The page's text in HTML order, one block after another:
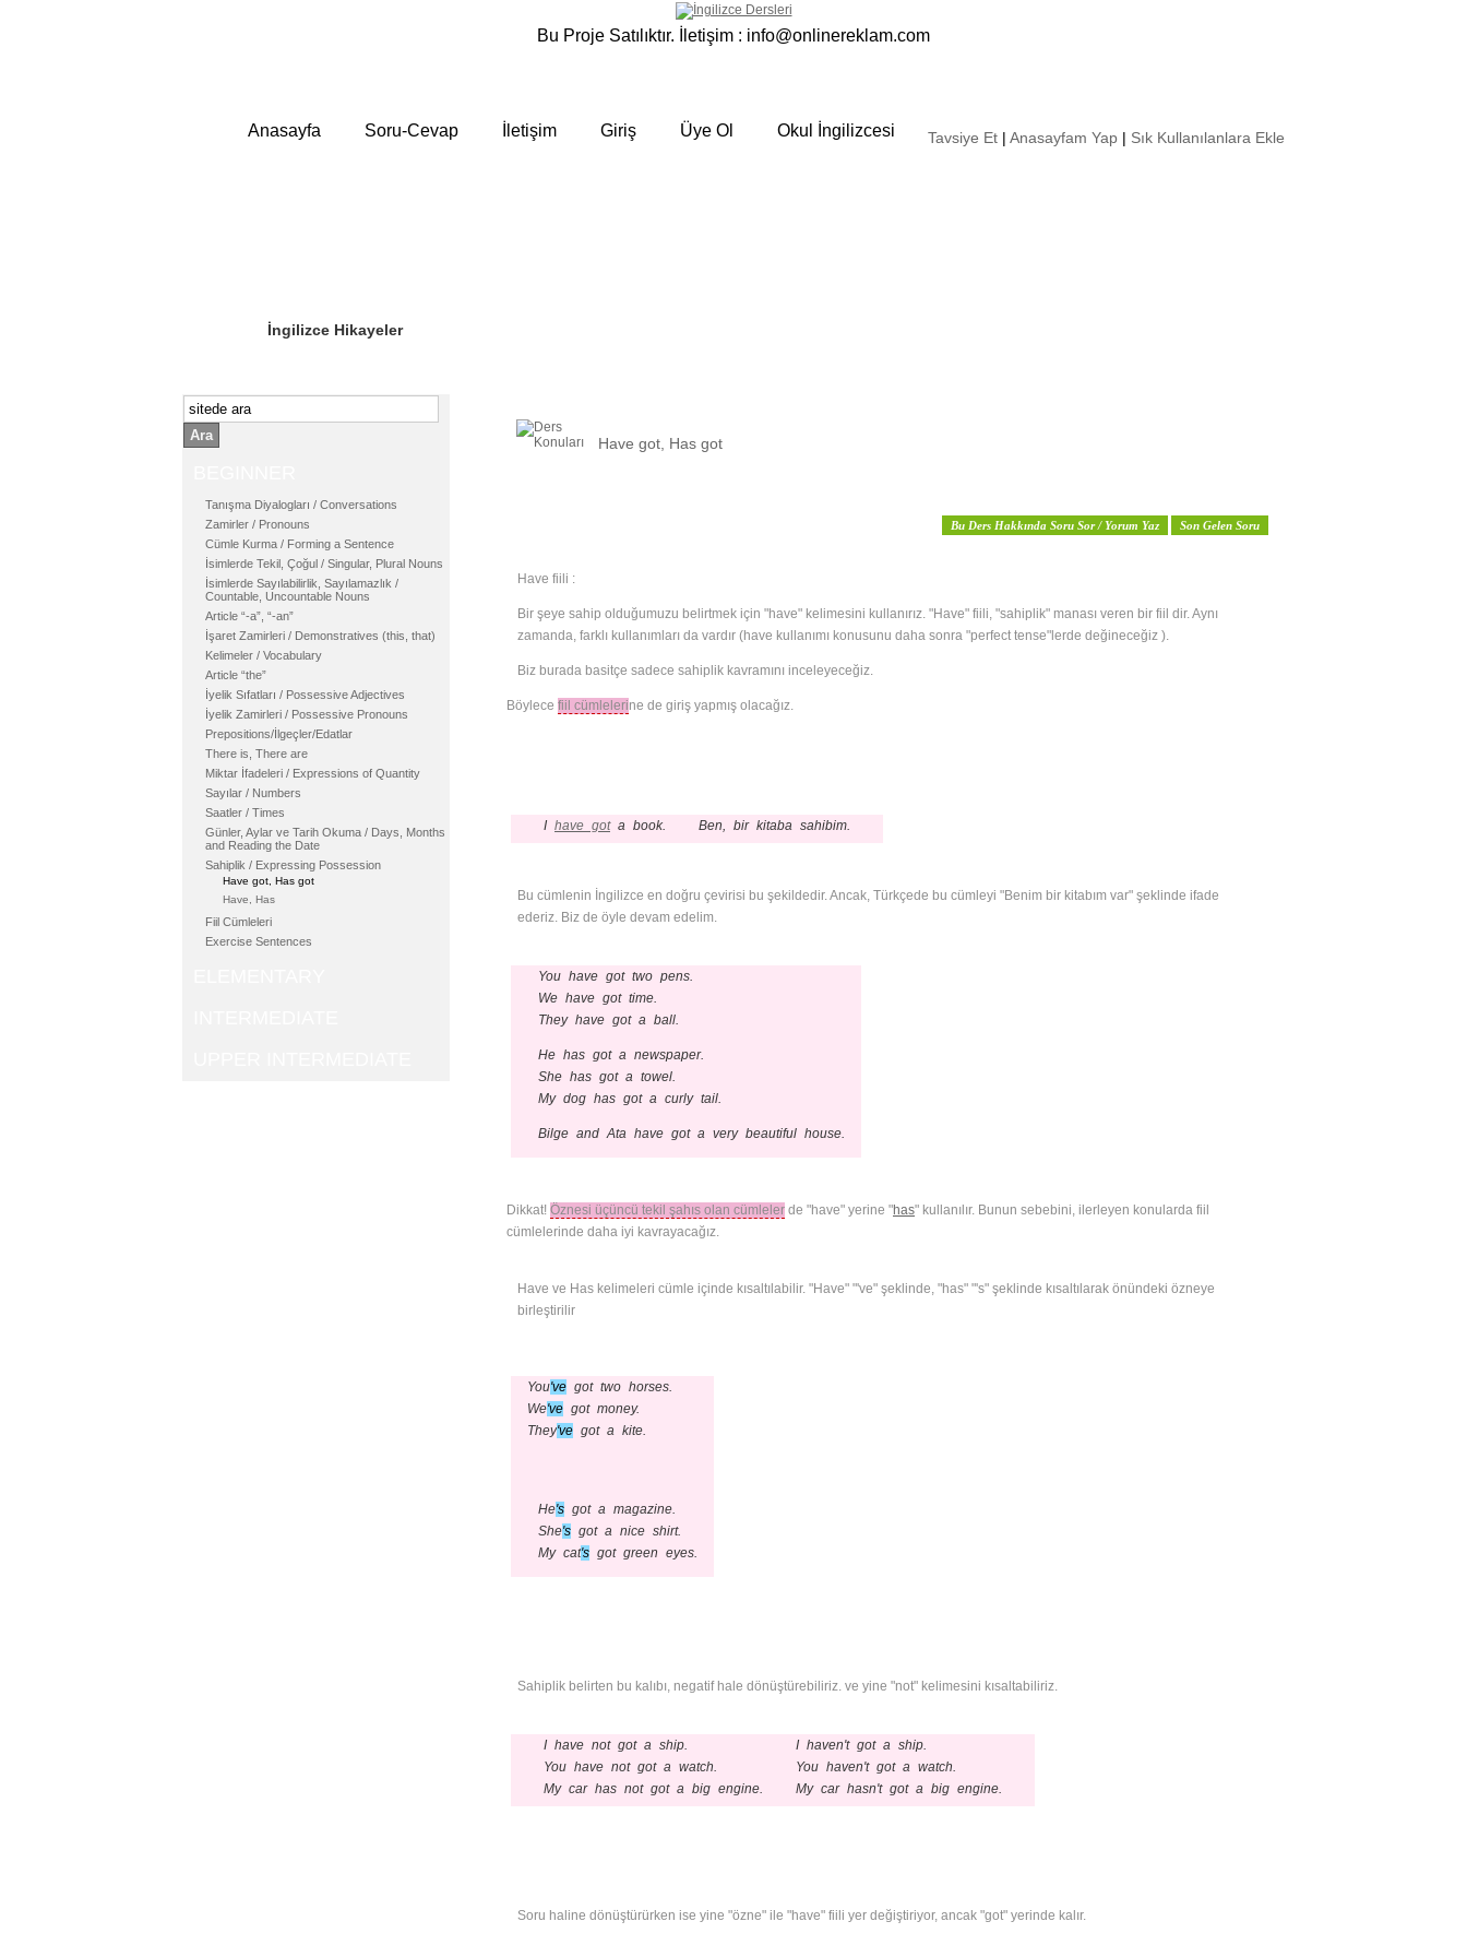
Bu Proje Satılıktır. İletişim : info@onlinereklam.com
Anasayfa Soru-Cevap İletişim Giriş Üye Ol Okul İngilizcesi Tavsiye Et | Anasayfam Yap | Sık Kullanılanlara Ekle
İngilizce Hikayeler
Ara
Tanışma Diyalogları / Conversations
Zamirler / Pronouns
Cümle Kurma / Forming a Sentence
İsimlerde Tekil, Çoğul / Singular, Plural Nouns
İsimlerde Sayılabilirlik, Sayılamazlık /
Countable, Uncountable Nouns
Article “-a”, “-an”
İşaret Zamirleri / Demonstratives (this, that)
Kelimeler / Vocabulary
Article “the”
İyelik Sıfatları / Possessive Adjectives
İyelik Zamirleri / Possessive Pronouns
Prepositions/İlgeçler/Edatlar
There is, There are
Miktar İfadeleri / Expressions of Quantity
Sayılar / Numbers
Saatler / Times
Günler, Aylar ve Tarih Okuma / Days, Months
and Reading the Date
Sahiplik / Expressing Possession
Have got, Has got
Have, Has
Fiil Cümleleri
Exercise Sentences
Have got, Has got
Bu Ders Hakkında Soru Sor / Yorum Yaz Son Gelen Soru
Have fiili :
Bir şeye sahip olduğumuzu belirtmek için "have" kelimesini kullanırız. "Have" fiili, "sahiplik" manası veren bir fiil dir. Aynı
zamanda, farklı kullanımları da vardır (have kullanımı konusunu daha sonra "perfect tense"lerde değineceğiz ).
Biz burada basitçe sadece sahiplik kavramını inceleyeceğiz.
Böylece fiil cümlelerine de giriş yapmış olacağız.
I have gota book. Ben, bir kitaba sahibim.
Bu cümlenin İngilizce en doğru çevirisi bu şekildedir. Ancak, Türkçede bu cümleyi "Benim bir kitabım var" şeklinde ifade
ederiz. Biz de öyle devam edelim.
You have got two pens.
We have got time.
They have got a ball.
He has got a newspaper.
She has got a towel.
My dog has got a curly tail.
Bilge and Ata have got a very beautiful house.
Dikkat! Öznesi üçüncü tekil şahıs olan cümleler de "have" yerine "has" kullanılır. Bunun sebebini, ilerleyen konularda fiil
cümlelerinde daha iyi kavrayacağız.
Have ve Has kelimeleri cümle içinde kısaltılabilir. "Have" "'ve" şeklinde, "has" "'s" şeklinde kısaltılarak önündeki özneye
birleştirilir
You've got two horses.
We've got money.
They've got a kite.
He's got a magazine.
She's got a nice shirt.
My cat's got green eyes.
Sahiplik belirten bu kalıbı, negatif hale dönüştürebiliriz. ve yine "not" kelimesini kısaltabiliriz.
I have not got a ship.
I haven't got a ship.
You have not got a watch.
You haven't got a watch.
My car has not got a big engine.
My car hasn't got a big engine.
Soru haline dönüştürürken ise yine "özne" ile "have" fiili yer değiştiriyor, ancak "got" yerinde kalır.